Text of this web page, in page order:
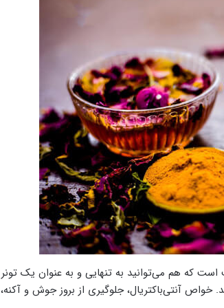
که هم می‌توانید به تنهایی و به عنوان یک تونر
آنتی‌باکتریال، جلوگیری از بروز جوش و آکنه،